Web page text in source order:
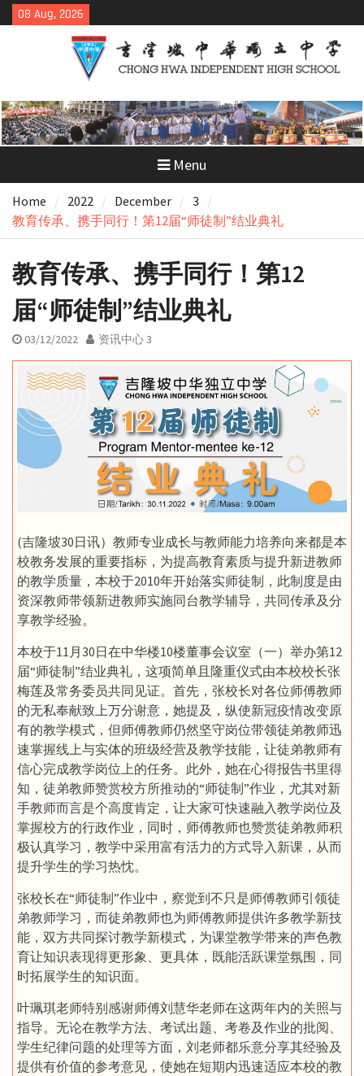
Skip
to
08 Aug, 2026
Menu
Home 2022 December
3
教育传承、携手同行！第12届“师徒制”结业典礼
教育传承、携手同行！第12
届“师徒制”结业典礼
03/12/2022 资讯中心 3
(吉隆坡30日讯）教师专业成长与教师能力培养向来都是本
校教务发展的重要指标，为提高教育素质与提升新进教师
的教学质量，本校于2010年开始落实师徒制，此制度是由
资深教师带领新进教师实施同台教学辅导，共同传承及分
享教学经验。
本校于11月30日在中华楼10楼董事会议室（一）举办第12
届“师徒制”结业典礼，这项简单且隆重仪式由本校校长张
梅莲及常务委员共同见证。首先，张校长对各位师傅教师
的无私奉献致上万分谢意，她提及，纵使新冠疫情改变原
有的教学模式，但师傅教师仍然坚守岗位带领徒弟教师迅
速掌握线上与实体的班级经营及教学技能，让徒弟教师有
信心完成教学岗位上的任务。此外，她在心得报告书里得
知，徒弟教师赞赏校方所推动的“师徒制”作业，尤其对新
手教师而言是个高度肯定，让大家可快速融入教学岗位及
掌握校方的行政作业，同时，师傅教师也赞赏徒弟教师积
极认真学习，教学中采用富有活力的方式导入新课，从而
提升学生的学习热忱。
张校长在“师徒制”作业中，察觉到不只是师傅教师引领徒
弟教师学习，而徒弟教师也为师傅教师提供许多教学新技
能，双方共同探讨教学新模式，为课堂教学带来的声色教
育让知识表现得更形象、更具体，既能活跃课堂氛围，同
时拓展学生的知识面。
叶珮琪老师特别感谢师傅刘慧华老师在这两年内的关照与
指导。无论在教学方法、考试出题、考卷及作业的批阅、
学生纪律问题的处理等方面，刘老师都乐意分享其经验及
提供有价值的参考意见，使她在短期内迅速适应本校的教